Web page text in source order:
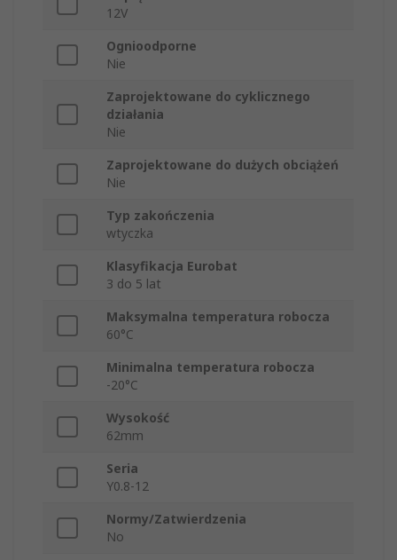
12V
Ognioodporne
Nie
Zaprojektowane do cyklicznego
działania
Nie
Zaprojektowane do dużych obciążeń
Nie
Typ zakończenia
wtyczka
Klasyfikacja Eurobat
3 do 5 lat
Maksymalna temperatura robocza
60°C
Minimalna temperatura robocza
-20°C
Wysokość
62mm
Seria
Y0.8-12
Normy/Zatwierdzenia
No